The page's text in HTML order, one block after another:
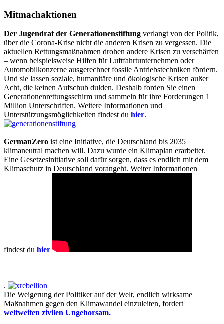
Mitmachaktionen
Der Jugendrat der Generationenstiftung verlangt von der Politik,
über die Corona-Krise nicht die anderen Krisen zu vergessen. Die
aktuellen Rettungsmaßnahmen drohen andere Krisen zu verschärfen
– wenn beispielsweise Hilfen für Luftfahrtunternehmen oder
Automobilkonzerne ausgerechnet fossile Antriebstechniken fördern.
Und sie lassen soziale, humanitäre und ökologische Krisen außer
Acht, die keinen Aufschub dulden. Deshalb forden Sie einen
Generationenrettungsschirm und sammeln für ihre Forderungen 1
Million Unterschriften. Weitere Informationen und
Unterstützungsmöglichkeiten findest du hier.
GermanZero ist eine Initiative, die Deutschland bis 2035
klimaneutral machen will. Dazu wurde ein Klimaplan erarbeitet.
Eine Gesetzesinitiative soll dafür sorgen, dass es endlich mit dem
Klimaschutz in Deutschland vorangeht. Weiter Informationen
findest du hier
.
Die Weigerung der Politiker auf der Welt, endlich wirksame
Maßnahmen gegen den Klimawandel einzuleiten, fordert
weltweiten zivilen Ungehorsam.